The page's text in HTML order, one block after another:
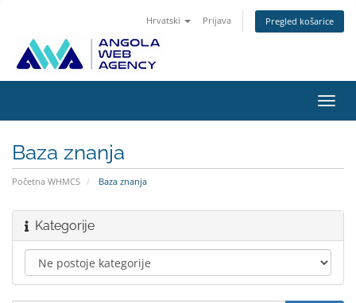
Hrvatski Prijava Pregled košarice
Baza znanja
Početna WHMCS Baza znanja
Kategorije